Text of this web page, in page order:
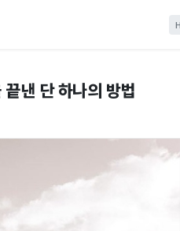
낸 단 하나의 방법